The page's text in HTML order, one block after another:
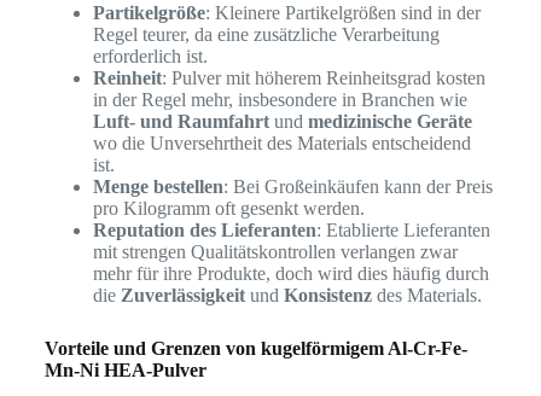
Partikelgröße: Kleinere Partikelgrößen sind in der
Regel teurer, da eine zusätzliche Verarbeitung
erforderlich ist.
Reinheit: Pulver mit höherem Reinheitsgrad kosten
in der Regel mehr, insbesondere in Branchen wie
Luft- und Raumfahrtund medizinische Geräte
wo die Unversehrtheit des Materials entscheidend
ist.
Menge bestellen: Bei Großeinkäufen kann der Preis
pro Kilogramm oft gesenkt werden.
Reputation des Lieferanten: Etablierte Lieferanten
mit strengen Qualitätskontrollen verlangen zwar
mehr für ihre Produkte, doch wird dies häufig durch
die Zuverlässigkeitund Konsistenzdes Materials.
Vorteile und Grenzen von kugelförmigem Al-Cr-Fe-
Mn-Ni HEA-Pulver